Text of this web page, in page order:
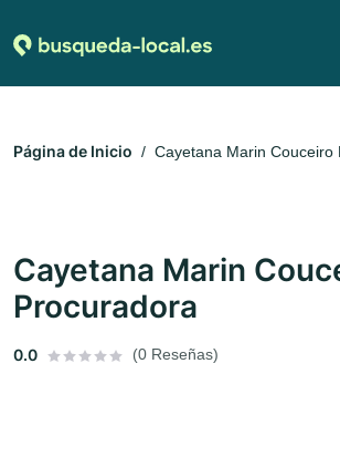
Página de Inicio Cayetana Marin Couceiro
Cayetana Marin
Procuradora
0.0 (0 Reseñas)